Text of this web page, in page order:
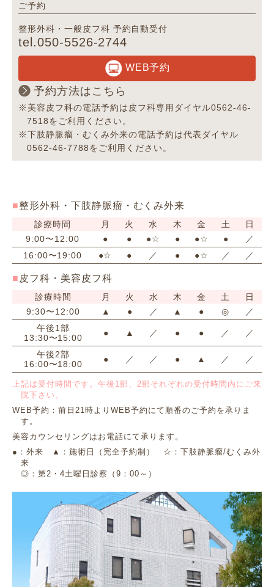
ご予約
整形外科・一般皮フ科 予約自動受付
tel.050-5526-2744
WEB予約
予約方法はこちら
※美容皮フ科の電話予約は皮フ科専用ダイヤル0562-46-
7518をご利用ください。
※下肢静脈瘤・むくみ外来の電話予約は代表ダイヤル
0562-46-7788をご利用ください。
整形外科・下肢静脈瘤・むくみ外来
診療時間 月 火 水 木 金 土
日
9:00〜12:00
● ● ●☆ ● ●☆ ●
／
16:00〜19:00
●☆ ● ／ ● ●☆ ／ ／
皮フ科・美容皮フ科
診療時間 月 火 水 木 金 土
日
9:30〜12:00
▲ ● ／ ▲ ● ◎
／
午後1部
13:30〜15:00
● ▲ ／ ● ● ／ ／
午後2部
16:00〜18:00
● ／ ／ ● ▲ ／ ／
上記は受付時間です。午後1部、2部それぞれの受付時間内にご来
院下さい。
WEB予約：前日21時よりWEB予約にて順番のご予約を承りま
す。
美容カウンセリングはお電話にて承ります。
●：外来 ▲：施術日（完全予約制） ☆：下肢静脈瘤/むくみ外
来
◎：第2・4土曜日診察（9：00～）